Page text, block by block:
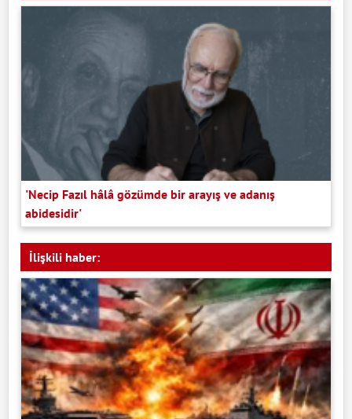
'Necip Fazıl hâlâ gözümde bir arayış ve adanış
abidesidir'
İlişkili haber: